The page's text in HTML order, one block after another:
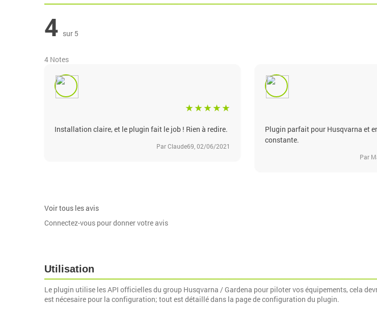
4 sur 5
4 Notes
Installation claire, et le plugin fait le job ! Rien à redire.
Par Claude69, 02/06/2021
Plugin parfait pour Husqvarna et
constante.
Par
Voir tous les avis
Connectez-vous pour donner votre avis
Utilisation
Le plugin utilise les API officielles du group Husqvarna / Gardena pour piloter vos équipements, cela
est nécesaire pour la configuration; tout est détaillé dans la page de configuration du plugin.